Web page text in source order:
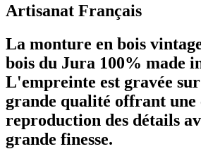
Artisanat Français
La monture en bois
bois du Jura 100% made
L'empreinte est gravée
grande qualité offrant une
reproduction des détails
grande finesse.